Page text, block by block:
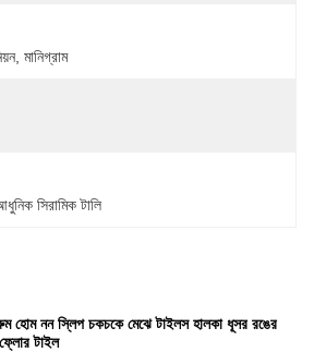
মানিগ্রাম
সিরামিক টালি
হোম নন স্লিপ চকচকে মেঝে টাইলস হালকা ধূসর রঙের
ফ্লোর টাইল